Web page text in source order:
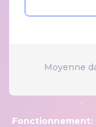
Moyenne
Fonctionnement: